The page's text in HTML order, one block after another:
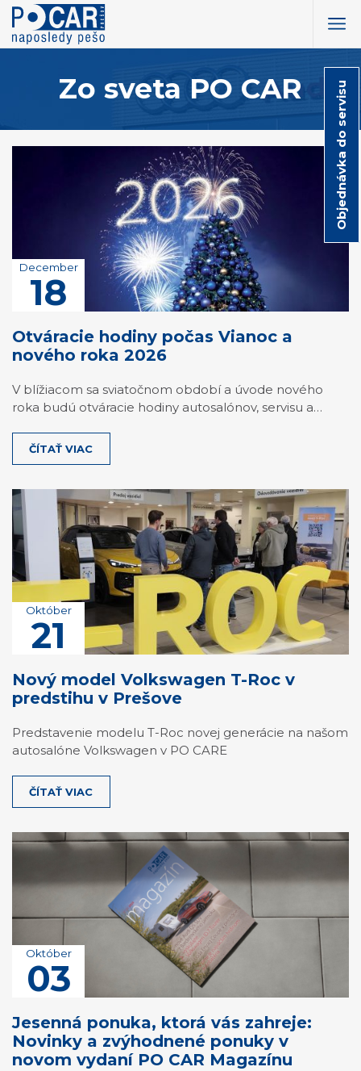
Zo sveta PO CAR
December
18
Otváracie hodiny počas Vianoc a
nového roka 2026
V blížiacom sa sviatočnom období a úvode nového
roka budú otváracie hodiny autosalónov, servisu a…
ČÍTAŤ VIAC
Október
21
Nový model Volkswagen T-Roc v
predstihu v Prešove
Predstavenie modelu T-Roc novej generácie na našom
autosalóne Volkswagen v PO CARE
ČÍTAŤ VIAC
Október
03
Jesenná ponuka, ktorá vás zahreje:
Novinky a zvýhodnené ponuky v
novom vydaní PO CAR Magazínu
Objednávka do servisu